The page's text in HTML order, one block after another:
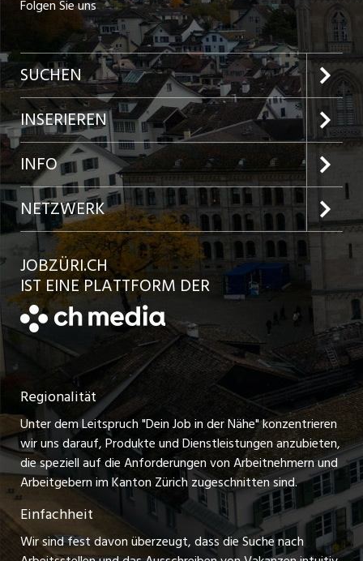
Folgen Sie uns
SUCHEN
Jobs im Kanton Zürich
Jobs in der Stadt Zürich
Jobs in der Stadt Winterthur
Jobs in der Stadt Bülach
Jobs in der Stadt Uster
Jobs in der Stadt Horgen
Festanstellungen
Temporäre Jobs
Freelance Jobs
Praktikum-Jobs
Lehrstellen
Ferienjobs
INSERIEREN
Preise und Leistungen
Inserat aufgeben
Kundenlogin
Schnittstelle
INFO
Team
Ratgeber
AGB
Datenschutzerklärung
Nutzungsbedingungen
Impressum
Stellenmeldepflicht
NETZWERK
jobbasel.ch
jobbern.ch
jobmittelland.ch
zentraljob.ch
myjob.ch
schaffu.ch (VS)
ajourjob.ch
limmattalerzeitung.ch
JOBZÜRI.CH
IST EINE PLATTFORM DER
Regionalität
Unter dem Leitspruch "Dein Job in der Nähe" konzentrieren
wir uns darauf, Produkte und Dienstleistungen anzubieten,
die speziell auf die Anforderungen von Arbeitnehmern und
Arbeitgebern im Kanton Zürich zugeschnitten sind.
Einfachheit
Wir sind fest davon überzeugt, dass die Suche nach